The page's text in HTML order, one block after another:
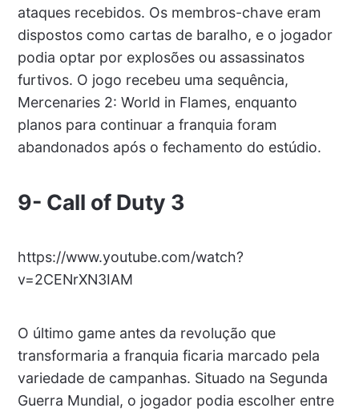
ataques recebidos. Os membros-chave eram
dispostos como cartas de baralho, e o jogador
podia optar por explosões ou assassinatos
furtivos. O jogo recebeu uma sequência,
Mercenaries 2: World in Flames, enquanto
planos para continuar a franquia foram
abandonados após o fechamento do estúdio.
9- Call of Duty 3
https://www.youtube.com/watch?
v=2CENrXN3IAM
O último game antes da revolução que
transformaria a franquia ficaria marcado pela
variedade de campanhas. Situado na Segunda
Guerra Mundial, o jogador podia escolher entre